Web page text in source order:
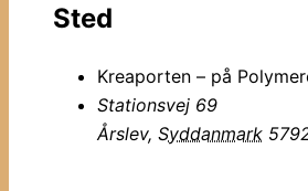
Sted
Kreaporten – på
Stationsvej 69
Årslev, Syddanmark